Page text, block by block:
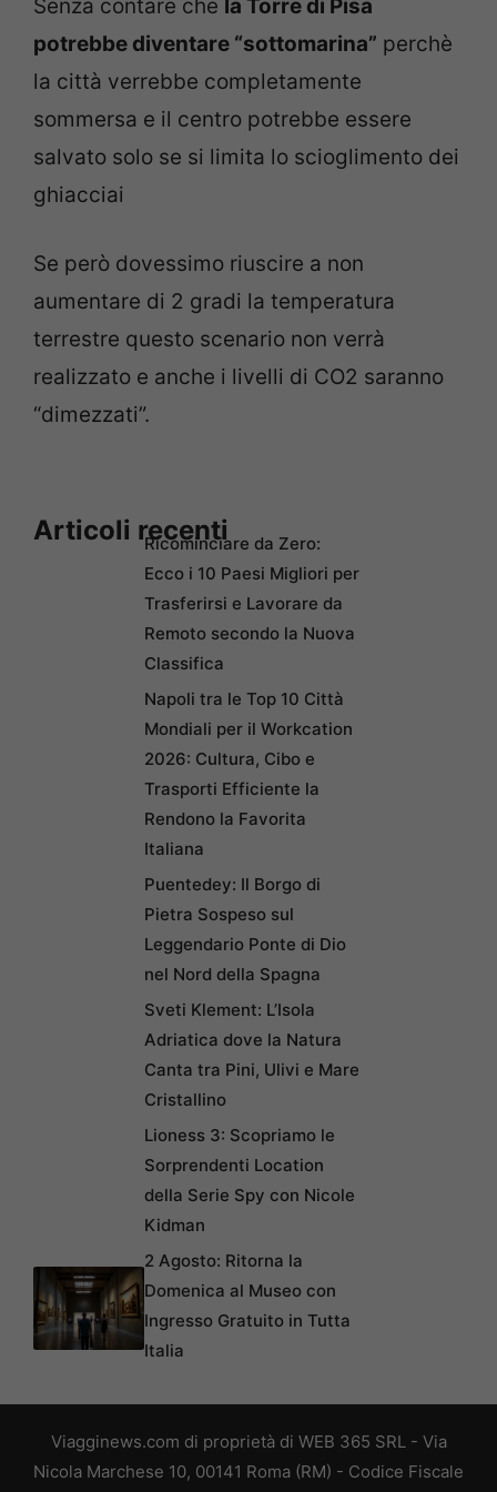
Senza contare che la Torre di Pisa
potrebbe diventare “sottomarina” perchè
la città verrebbe completamente
sommersa e il centro potrebbe essere
salvato solo se si limita lo scioglimento dei
ghiacciai
Se però dovessimo riuscire a non
aumentare di 2 gradi la temperatura
terrestre questo scenario non verrà
realizzato e anche i livelli di CO2 saranno
“dimezzati”.
Articoli recentiRicominciare da Zero:
Ecco i 10 Paesi Migliori per
Trasferirsi e Lavorare da
Remoto secondo la Nuova
Classifica
Napoli tra le Top 10 Città
Mondiali per il Workcation
2026: Cultura, Cibo e
Trasporti Efficiente la
Rendono la Favorita
Italiana
Puentedey: Il Borgo di
Pietra Sospeso sul
Leggendario Ponte di Dio
nel Nord della Spagna
Sveti Klement: L’Isola
Adriatica dove la Natura
Canta tra Pini, Ulivi e Mare
Cristallino
Lioness 3: Scopriamo le
Sorprendenti Location
della Serie Spy con Nicole
Kidman
2 Agosto: Ritorna la
Domenica al Museo con
Ingresso Gratuito in Tutta
Italia
Viagginews.com di proprietà di WEB 365 SRL - Via
Nicola Marchese 10, 00141 Roma (RM) - Codice Fiscale